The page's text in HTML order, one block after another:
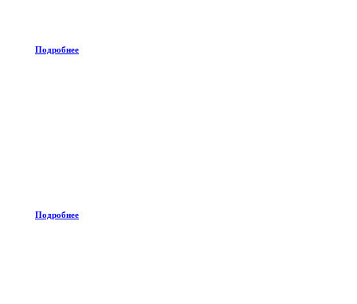
Подробнее
Подробнее